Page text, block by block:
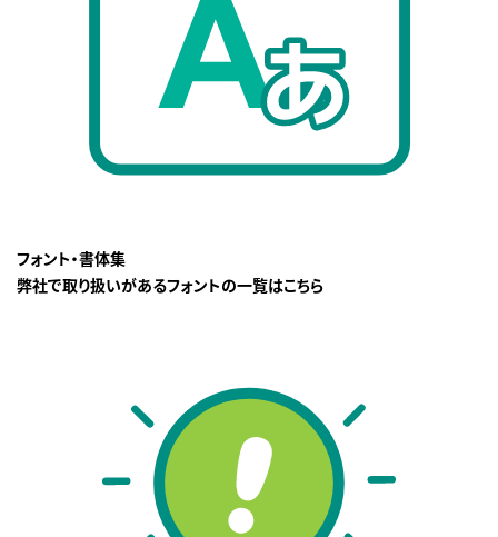
フォント・書体集
弊社で取り扱いがあるフォントの一覧はこちら